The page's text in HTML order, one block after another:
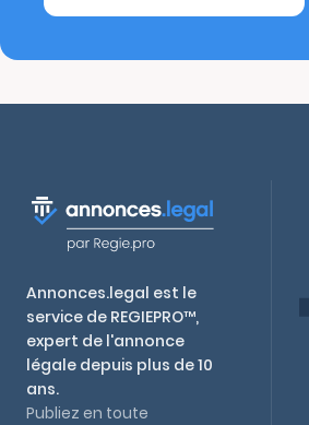
Annonces.legal est le
service de REGIEPRO™,
expert de l'annonce
légale depuis plus de 10
ans.
Publiez en toute